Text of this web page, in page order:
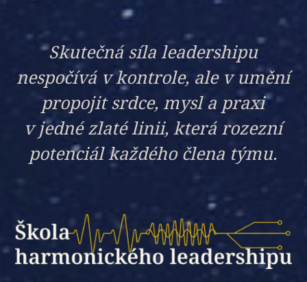
Skutečná síla leadershipu
nespočívá v kontrole, ale v umění
propojit srdce, mysl a praxi
v jedné zlaté linii, která rozezní
potenciál každého člena týmu.